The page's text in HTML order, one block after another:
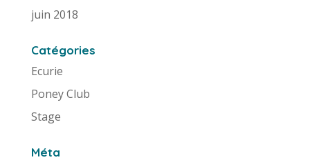
juin 2018
Catégories
Ecurie
Poney Club
Stage
Méta